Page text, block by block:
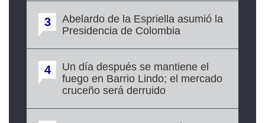
3
Abelardo de la Espriella asumió la
Presidencia de Colombia
4
Un día después se mantiene el
fuego en Barrio Lindo; el mercado
cruceño será derruido